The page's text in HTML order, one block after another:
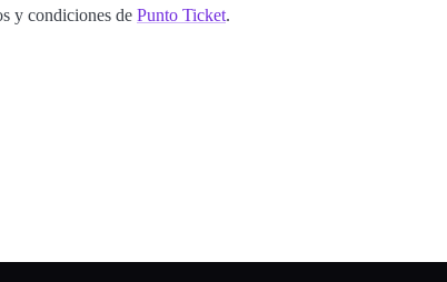
y condiciones de Punto Ticket.